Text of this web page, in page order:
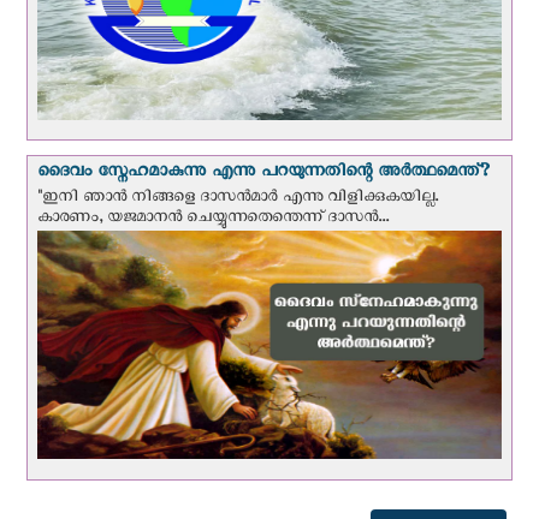
ദൈവം സ്നേഹമാകുന്നു എന്നു പറയുന്നതിന്റെ അർത്ഥമെന്ത്?
"ഇനി ഞാന്‍ നിങ്ങളെ ദാസന്‍മാര്‍ എന്നു വിളിക്കുകയില്ല.
കാരണം, യജമാനന്‍ ചെയ്യുന്നതെന്തെന്ന് ദാസന്‍...